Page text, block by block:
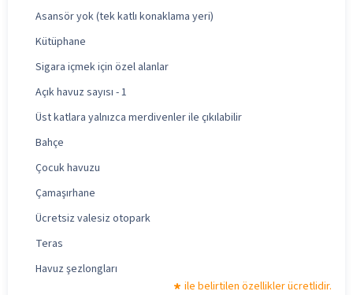
Asansör yok (tek katlı konaklama yeri)
Kütüphane
Sigara içmek için özel alanlar
Açık havuz sayısı - 1
Üst katlara yalnızca merdivenler ile çıkılabilir
Bahçe
Çocuk havuzu
Çamaşırhane
Ücretsiz valesiz otopark
Teras
Havuz şezlongları
ile belirtilen özellikler ücretlidir.